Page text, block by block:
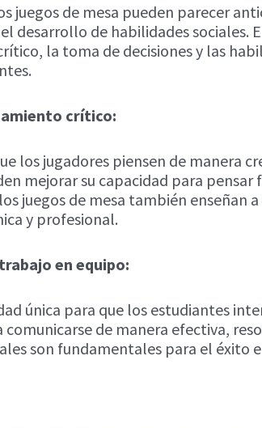
juegos de mesa pueden parecer
desarrollo de habilidades
la toma de decisiones y las
crítico:
los jugadores piensen de manera
mejorar su capacidad para
juegos de mesa también enseñan
y profesional.
en equipo:
única para que los estudiantes
de manera efectiva,
son fundamentales para el